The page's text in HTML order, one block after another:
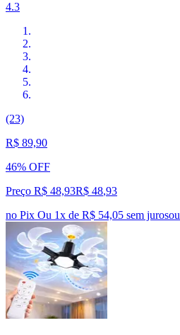
4.3
(23)
R$ 89,90
46% OFF
Preço R$ 48,93R$ 48,93
no Pix Ou 1x de R$ 54,05 sem jurosou